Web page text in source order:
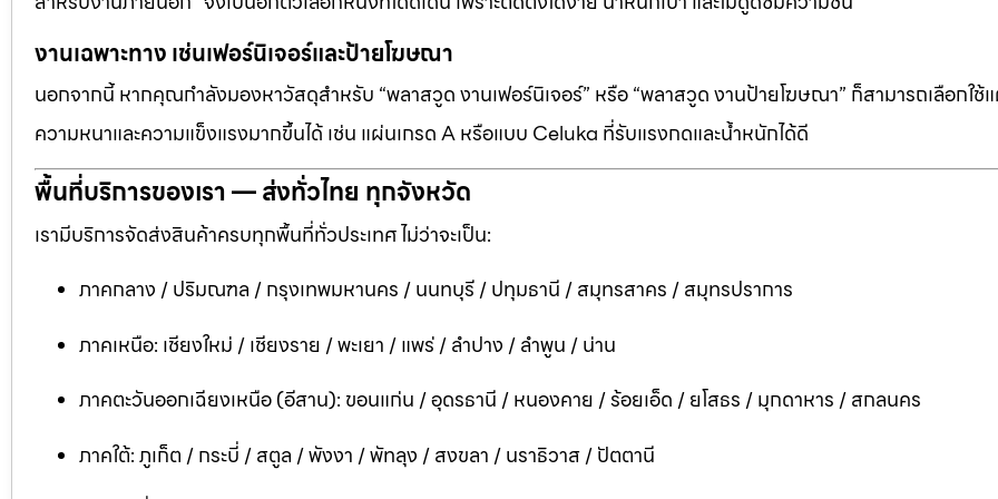
งานเฉพาะทาง เช่นเฟอร์นิเจอร์และป้ายโฆษณา
นอกจากนี้ หากคุณกำลังมองหาวัสดุสำหรับ “พลาสวูด งานเฟอร์นิเจอร์” หรือ “พลาสวูด งานป้ายโฆษณา” ก็สามารถเลือกใช้
ความหนาและความแข็งแรงมากขึ้นได้ เช่น แผ่นเกรด A หรือแบบ Celuka ที่รับแรงกดและน้ำหนักได้ดี
พื้นที่บริการของเรา — ส่งทั่วไทย ทุกจังหวัด
เรามีบริการจัดส่งสินค้าครบทุกพื้นที่ทั่วประเทศ ไม่ว่าจะเป็น:
ภาคกลาง / ปริมณฑล / กรุงเทพมหานคร / นนทบุรี / ปทุมธานี / สมุทรสาคร / สมุทรปราการ
ภาคเหนือ: เชียงใหม่ / เชียงราย / พะเยา / แพร่ / ลำปาง / ลำพูน / น่าน
ภาคตะวันออกเฉียงเหนือ (อีสาน): ขอนแก่น / อุดรธานี / หนองคาย / ร้อยเอ็ด / ยโสธร / มุกดาหาร / สกลนคร
ภาคใต้: ภูเก็ต / กระบี่ / สตูล / พังงา / พัทลุง / สงขลา / นราธิวาส / ปัตตานี